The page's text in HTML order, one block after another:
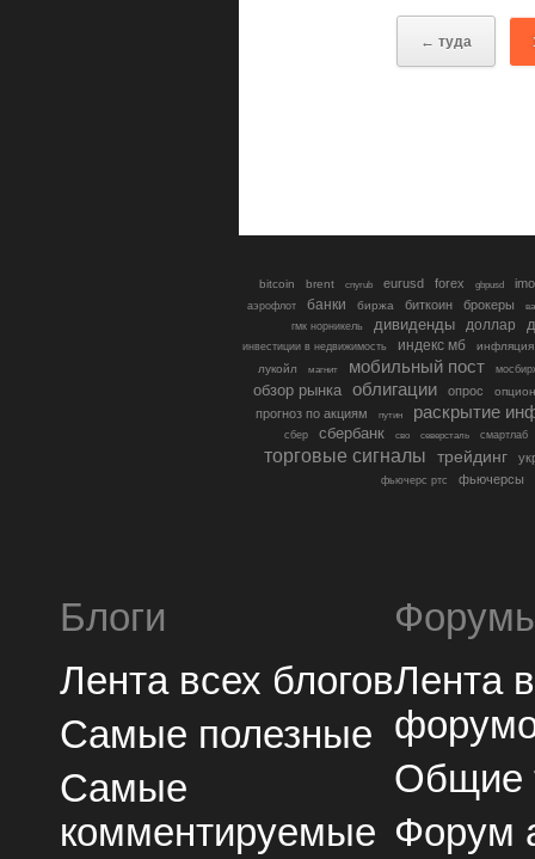
← туда
bitcoin brent cnyrub eurusd forex gbpusd
аэрофлот банки биржа биткоин брокеры
гмк норникель
дивиденды доллар
инвестиции в недвижимость индекс мб
инфляция
лукойл
магнит мобильный пост
обзор рынка облигации опрос
прогноз по акциям путин раскрытие
сбер сбербанк сво северсталь смартлаб
торговые сигналы трейдинг
фьючерс ртс фьючерсы
Блоги
Лента всех блогов
Самые полезные
Самые
комментируемые
Лента
Общие
Форум